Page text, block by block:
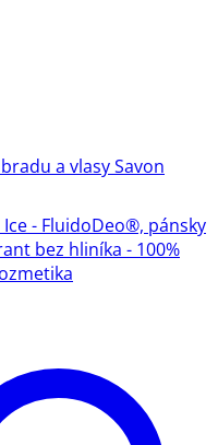
Možnosti si môžete
a vlasy Savon